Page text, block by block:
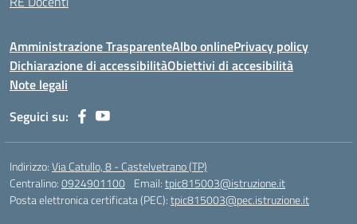
Amministrazione TrasparenteAlbo onlinePrivacy policy
Dichiarazione di accessibilitàObiettivi di accesibilità
Note legali
Seguici su:
Indirizzo:Via Catullo, 8 - Castelvetrano (TP)
Centralino:0924901100 Email:tpic815003@istruzione.it
Posta elettronica certificata (PEC):tpic815003@pec.istruzione.it